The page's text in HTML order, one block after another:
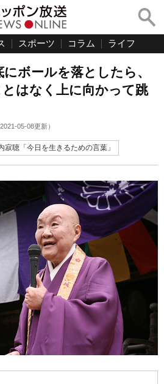
スポーツ コラム ライフ
ボールを落としたら、
はなく上に向かって跳
2021-05-08更新）
寂聴「今日を生きるための言葉」